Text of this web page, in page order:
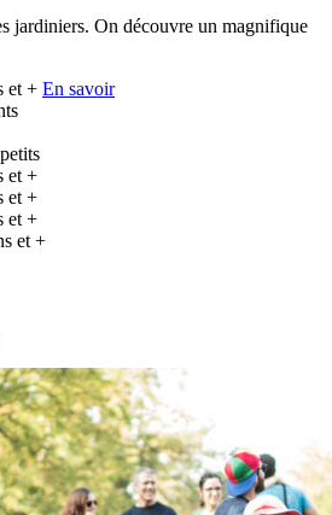
jardiniers. On découvre un magnifique
et + En savoir
et +
et +
et +
et +